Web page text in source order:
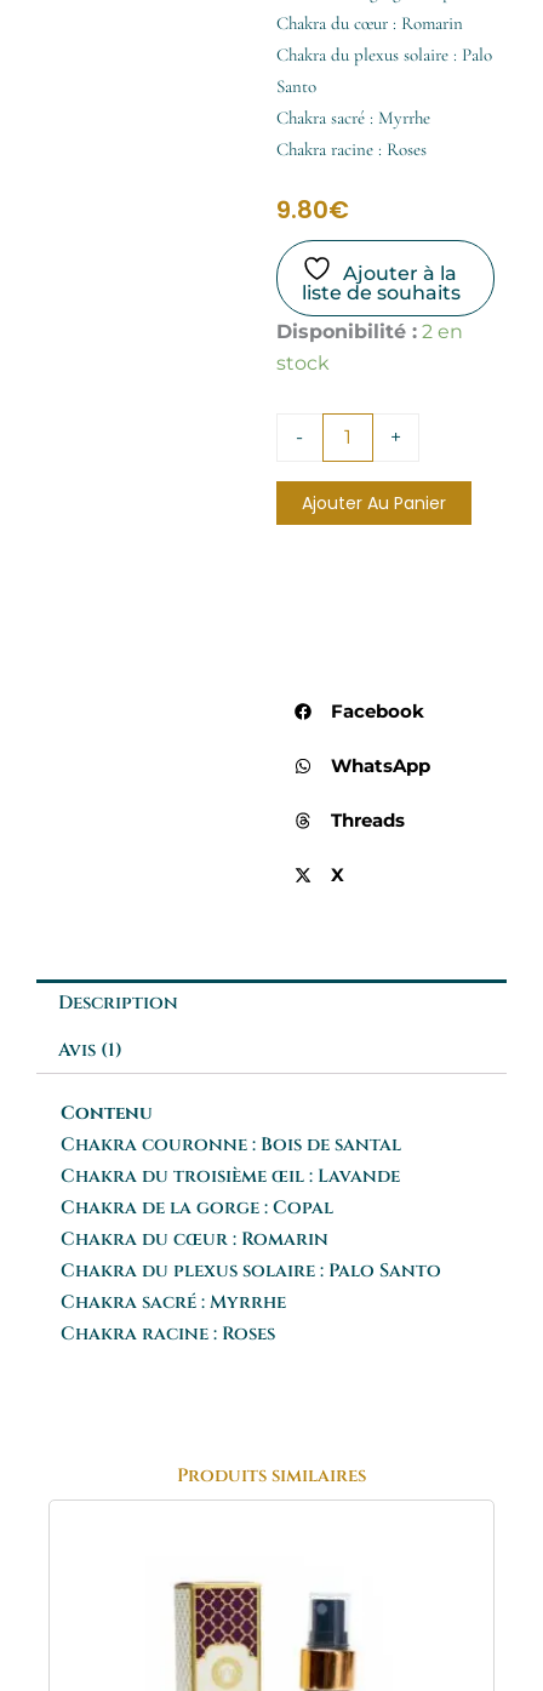
Chakra du cœur : Romarin
Chakra du plexus solaire : Palo
Santo
Chakra sacré : Myrrhe
Chakra racine : Roses
9.80€
Ajouter à la
liste de souhaits
Disponibilité : 2 en
stock
-
quantité
de
Encens
Chakras
+
Ajouter Au Panier
Facebook
WhatsApp
Threads
X
Description
Avis (1)
Contenu
Chakra couronne : Bois de santal
Chakra du troisième œil : Lavande
Chakra de la gorge : Copal
Chakra du cœur : Romarin
Chakra du plexus solaire : Palo Santo
Chakra sacré : Myrrhe
Chakra racine : Roses
Produits similaires